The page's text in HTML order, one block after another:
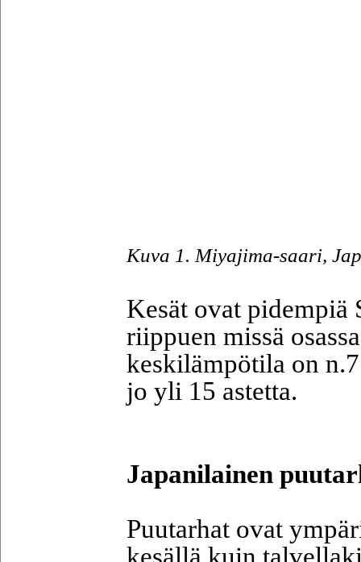
Kuva 1. Miyajima-saari,
Kesät ovat pidempiä
riippuen missä
keskilämpötila on
jo yli 15 astetta.
Japanilainen
Puutarhat ovat
kesällä kuin